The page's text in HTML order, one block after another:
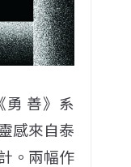
善》系
感來自泰
。兩幅作